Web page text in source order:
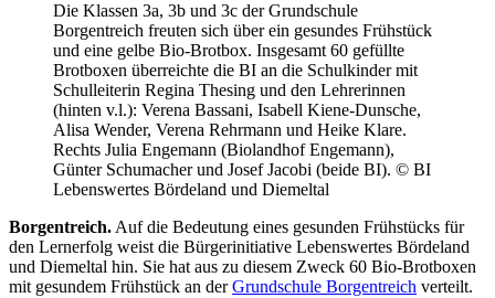
Die Klassen 3a, 3b und 3c der Grundschule
Borgentreich freuten sich über ein gesundes Frühstück
und eine gelbe Bio-Brotbox. Insgesamt 60 gefüllte
Brotboxen überreichte die BI an die Schulkinder mit
Schulleiterin Regina Thesing und den Lehrerinnen
(hinten v.l.): Verena Bassani, Isabell Kiene-Dunsche,
Alisa Wender, Verena Rehrmann und Heike Klare.
Rechts Julia Engemann (Biolandhof Engemann),
Günter Schumacher und Josef Jacobi (beide BI). © BI
Lebenswertes Bördeland und Diemeltal
Borgentreich. Auf die Bedeutung eines gesunden Frühstücks für
den Lernerfolg weist die Bürgerinitiative Lebenswertes Bördeland
und Diemeltal hin. Sie hat aus zu diesem Zweck 60 Bio-Brotboxen
mit gesundem Frühstück an derGrundschule Borgentreich verteilt.